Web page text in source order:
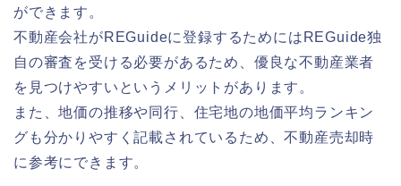
ができます。
不動産会社がREGuideに登録するためにはREGuide独
自の審査を受ける必要があるため、優良な不動産業者
を見つけやすいというメリットがあります。
また、地価の推移や同行、住宅地の地価平均ランキン
グも分かりやすく記載されているため、不動産売却時
に参考にできます。